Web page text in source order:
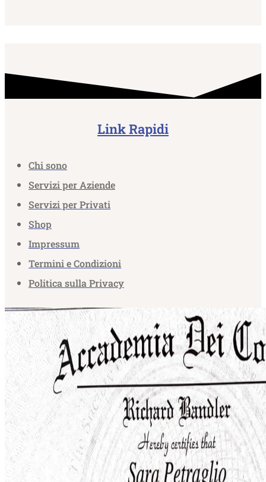
Link Rapidi
Chi sono
Servizi per Aziende
Servizi per Privati
Shop
Impressum
Termini e Condizioni
Politica sulla Privacy